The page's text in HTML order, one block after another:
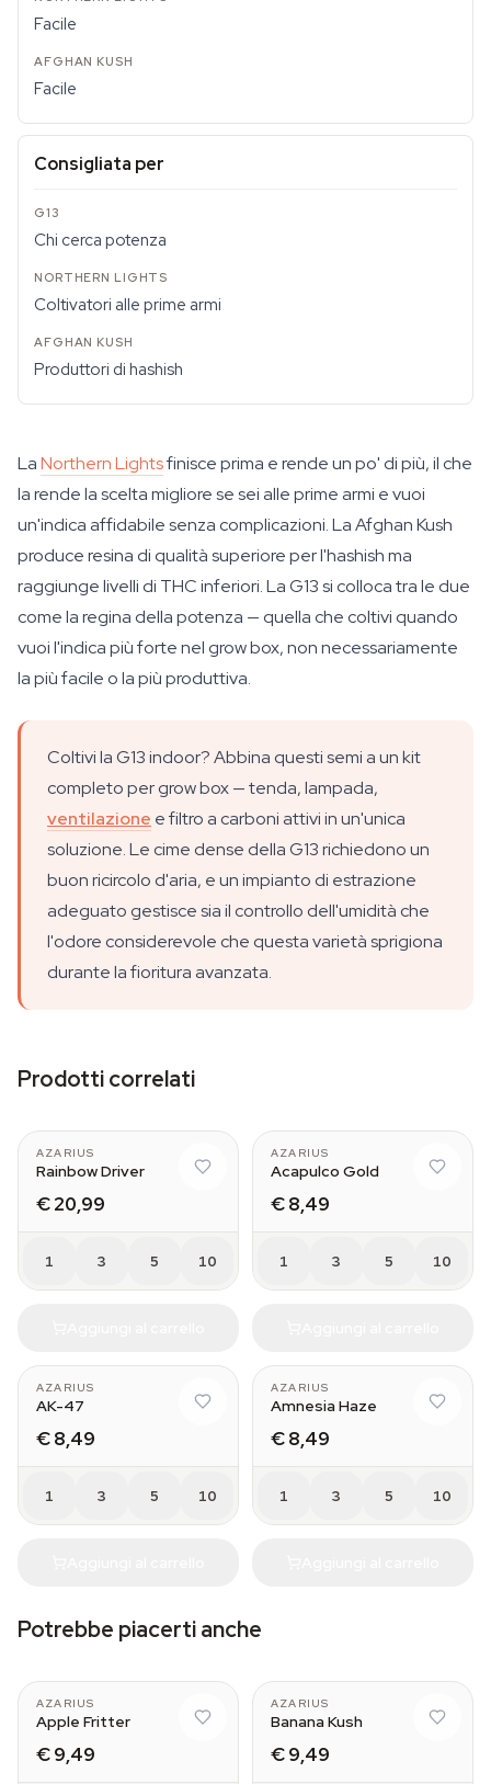
Facile
Facile
Consigliata per
Chi cerca potenza
Coltivatori alle prime armi
Produttori di hashish
LaNorthern Lightsfinisce prima e rende un po' di più, il che
la rende la scelta migliore se sei alle prime armi e vuoi
un'indica affidabile senza complicazioni. La Afghan Kush
produce resina di qualità superiore per l'hashish ma
raggiunge livelli di THC inferiori. La G13 si colloca tra le due
come la regina della potenza — quella che coltivi quando
vuoi l'indica più forte nel grow box, non necessariamente
la più facile o la più produttiva.
Coltivi la G13 indoor? Abbina questi semi a un kit
completo per grow box — tenda, lampada,
ventilazione e filtro a carboni attivi in un'unica
soluzione. Le cime dense della G13 richiedono un
buon ricircolo d'aria, e un impianto di estrazione
adeguato gestisce sia il controllo dell'umidità che
l'odore considerevole che questa varietà sprigiona
durante la fioritura avanzata.
Prodotti correlati
AZARIUS
Rainbow Driver
€ 20,99
1 3 5 10
AZARIUS
Acapulco Gold
€ 8,49
1 3 5 10
AZARIUS
AK-47
€ 8,49
1 3 5 10
AZARIUS
Amnesia Haze
€ 8,49
1 3 5 10
Potrebbe piacerti anche
AZARIUS
Apple Fritter
€ 9,49
AZARIUS
Banana Kush
€ 9,49